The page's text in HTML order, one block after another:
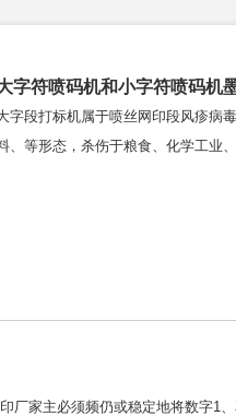
字符喷码机和小字符喷码机
字段打标机属于喷丝网印段风疹病
、等形态，杀伤于粮食、化学工业
厂家主必须频仍或稳定地将数字1